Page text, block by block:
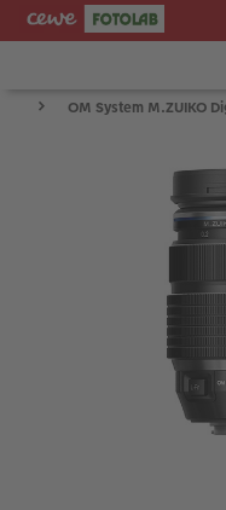
FOTOAPARÁTY
TISKÁRNY A SKENERY
OM System M.ZUIKO